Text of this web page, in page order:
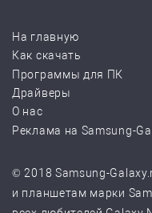
На главную
Как скачать
Программы для ПК
Драйверы
О нас
Реклама на Samsung-
© 2018 Samsung-
и планшетам марки